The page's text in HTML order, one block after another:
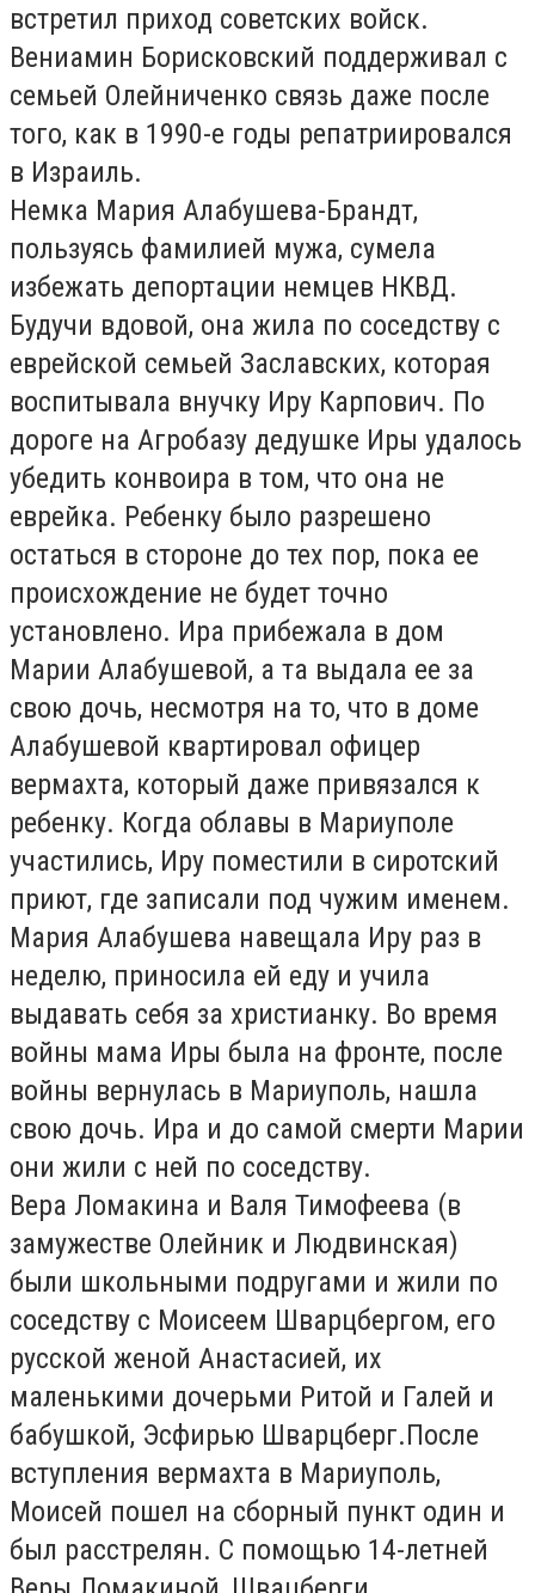
встретил приход советских войск.
Вениамин Борисковский поддерживал с
семьей Олейниченко связь даже после
того, как в 1990-е годы репатриировался
в Израиль.
Немка Мария Алабушева-Брандт,
пользуясь фамилией мужа, сумела
избежать депортации немцев НКВД.
Будучи вдовой, она жила по соседству с
еврейской семьей Заславских, которая
воспитывала внучку Иру Карпович. По
дороге на Агробазу дедушке Иры удалось
убедить конвоира в том, что она не
еврейка. Ребенку было разрешено
остаться в стороне до тех пор, пока ее
происхождение не будет точно
установлено. Ира прибежала в дом
Марии Алабушевой, а та выдала ее за
свою дочь, несмотря на то, что в доме
Алабушевой квартировал офицер
вермахта, который даже привязался к
ребенку. Когда облавы в Мариуполе
участились, Иру поместили в сиротский
приют, где записали под чужим именем.
Мария Алабушева навещала Иру раз в
неделю, приносила ей еду и учила
выдавать себя за христианку. Во время
войны мама Иры была на фронте, после
войны вернулась в Мариуполь, нашла
свою дочь. Ира и до самой смерти Марии
они жили с ней по соседству.
Вера Ломакина и Валя Тимофеева (в
замужестве Олейник и Людвинская)
были школьными подругами и жили по
соседству с Моисеем Шварцбергом, его
русской женой Анастасией, их
маленькими дочерьми Ритой и Галей и
бабушкой, Эсфирью Шварцберг.После
вступления вермахта в Мариуполь,
Моисей пошел на сборный пункт один и
был расстрелян. С помощью 14-летней